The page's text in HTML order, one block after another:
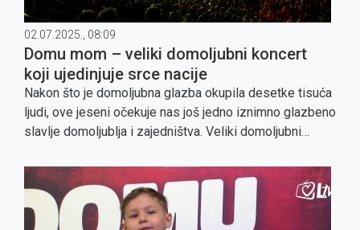
02.07.2025., 08:09
Domu mom – veliki domoljubni koncert
koji ujedinjuje srce nacije
Nakon što je domoljubna glazba okupila desetke tisuća
ljudi, ove jeseni očekuje nas još jedno iznimno glazbeno
slavlje domoljublja i zajedništva. Veliki domoljubni